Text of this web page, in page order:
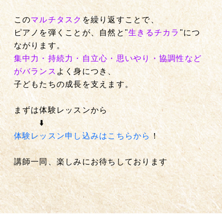
このマルチタスクを繰り返すことで、
ピアノを弾くことが、自然と"生きるチカラ "につ
ながります。
集中力・持続力・自立心・思いやり・協調性など
がバランス よく身につき、
子どもたちの成長を支えます。
まずは体験レッスンから
⬇️
体験レッスン申し込みはこちらから！
講師一同、楽しみにお待ちしております